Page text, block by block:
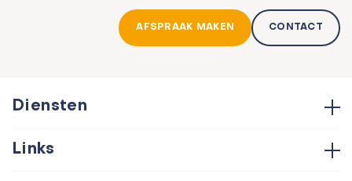
AFSPRAAK MAKEN CONTACT
Diensten
Aankoop
Links